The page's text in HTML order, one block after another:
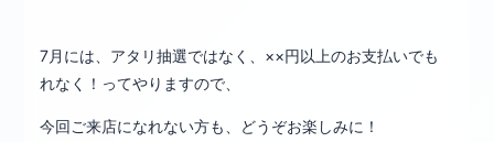
7月には、アタリ抽選ではなく、××円以上のお支払いでも
れなく！ってやりますので、
今回ご来店になれない方も、どうぞお楽しみに！